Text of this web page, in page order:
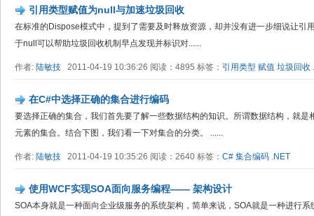
引用类型赋值为null与加速垃圾回收
在标准的Dispose模式中，提到了需要及时释放资源，却并没有进一步细说让引
于null可以帮助垃圾回收机制早点发现并标识对......
作者: 陆敏技 2011-04-19 10:36:26 阅读：4895 标签： 引用类型 赋值 垃圾回收
在C#中选择正确的集合进行编码
要选择正确的集合，我们首先要了解一些数据结构的知识。所谓数据结构，就
元素的集合。结合下图，我们看一下对集合的分类。 ......
作者: 陆敏技 2011-04-19 10:35:26 阅读：2640 标签： C# 集合编码 .NET
使用WCF实现SOA面向服务编程—— 架构设计
SOA本身就是一种面向企业级服务的系统架构，简单来说，SOA就是一种进行